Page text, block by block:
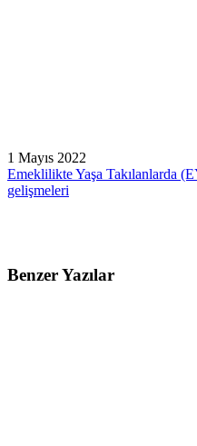
1 Mayıs 2022
Emeklilikte Yaşa Takılanlarda
gelişmeleri
Benzer Yazılar